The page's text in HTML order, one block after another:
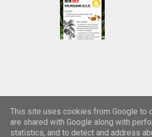
This site uses cookies from Google to
are shared with Google along with
statistics, and to detect and address